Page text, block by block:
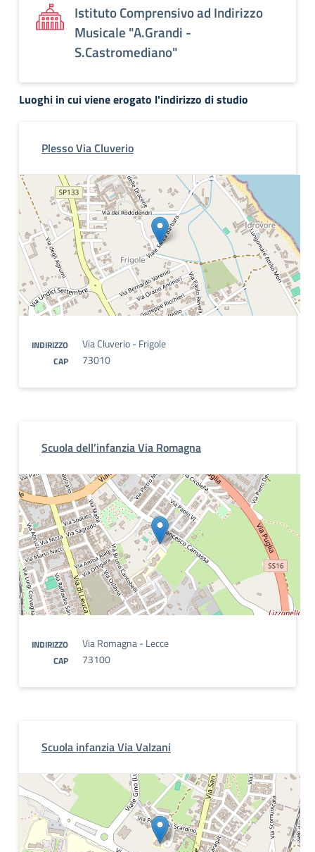
Istituto Comprensivo ad Indirizzo
Musicale "A.Grandi -
S.Castromediano"
Luoghi in cui viene erogato l'indirizzo di studio
Plesso Via Cluverio
INDIRIZZO Via Cluverio - Frigole
CAP 73010
Scuola dell’infanzia Via Romagna
INDIRIZZO Via Romagna - Lecce
CAP 73100
Scuola infanzia Via Valzani